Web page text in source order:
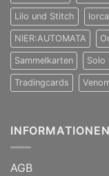
Lilo und Stitch
NIER:AUTOMATA
Sammelkarten Solo
Tradingcards
INFORMATIONEN
AGB